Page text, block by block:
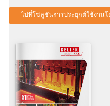
ไปที่โซลูชันการประยุกต์ใช้งานโ